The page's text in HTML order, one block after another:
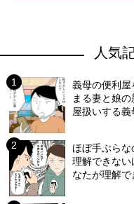
人気
義母の便利
まる妻と娘
屋扱いする義
ほぼ手ぶら
理解できな
なたが理解で